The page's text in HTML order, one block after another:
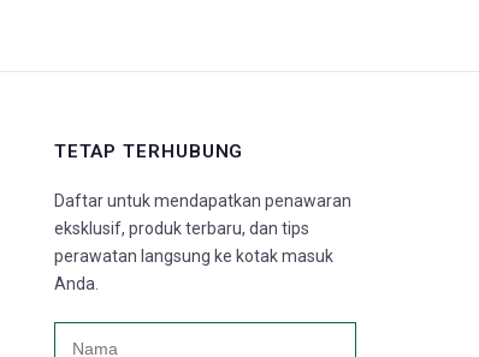
TETAP TERHUBUNG
Daftar untuk mendapatkan penawaran
eksklusif, produk terbaru, dan tips
perawatan langsung ke kotak masuk
Anda.